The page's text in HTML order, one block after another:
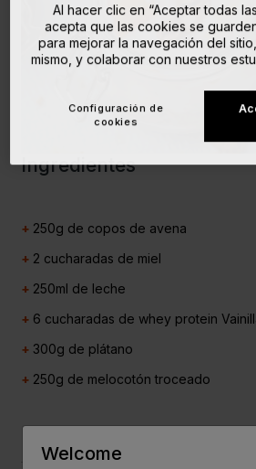
Ingredientes
+ 250g de copos de avena
+ 2 cucharadas de miel
+ 250ml de leche
+ 6 cucharadas de whey protein
+ 300g de plátano
+ 250g de melocotón troceado
Al hacer clic en “Aceptar todas
acepta que las cookies se
para mejorar la navegación del
mismo, y colaborar con nuestros
Configuración de
cookies
Welcome